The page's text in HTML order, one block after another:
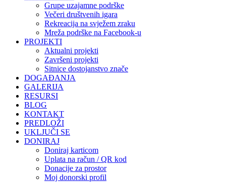
Grupe uzajamne podrške
Večeri društvenih igara
Rekreacija na svježem zraku
Mreža podrške na Facebook-u
PROJEKTI
Aktualni projekti
Završeni projekti
Sitnice dostojanstvo znače
DOGAĐANJA
GALERIJA
RESURSI
BLOG
KONTAKT
PREDLOŽI
UKLJUČI SE
DONIRAJ
Doniraj karticom
Uplata na račun / QR kod
Donacije za prostor
Moj donorski profil